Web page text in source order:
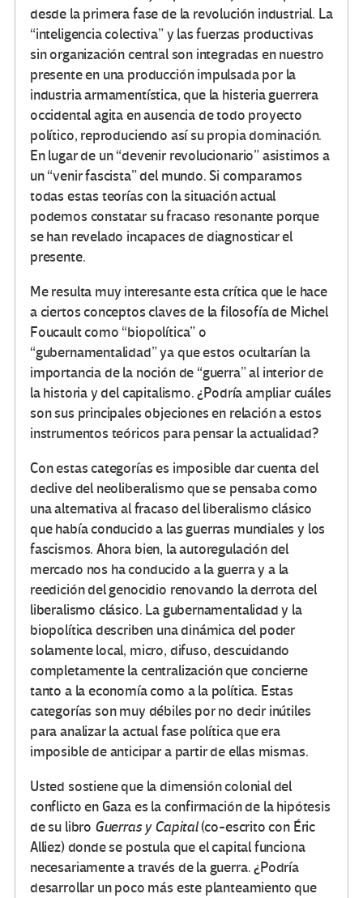
desde la primera fase de la revolución industrial. La
“inteligencia colectiva” y las fuerzas productivas
sin organización central son integradas en nuestro
presente en una producción impulsada por la
industria armamentística, que la histeria guerrera
occidental agita en ausencia de todo proyecto
político, reproduciendo así su propia dominación.
En lugar de un “devenir revolucionario” asistimos a
un “venir fascista” del mundo. Si comparamos
todas estas teorías con la situación actual
podemos constatar su fracaso resonante porque
se han revelado incapaces de diagnosticar el
presente.
Me resulta muy interesante esta crítica que le hace
a ciertos conceptos claves de la filosofía de Michel
Foucault como “biopolítica” o
“gubernamentalidad” ya que estos ocultarían la
importancia de la noción de “guerra” al interior de
la historia y del capitalismo. ¿Podría ampliar cuáles
son sus principales objeciones en relación a estos
instrumentos teóricos para pensar la actualidad?
Con estas categorías es imposible dar cuenta del
declive del neoliberalismo que se pensaba como
una alternativa al fracaso del liberalismo clásico
que había conducido a las guerras mundiales y los
fascismos. Ahora bien, la autoregulación del
mercado nos ha conducido a la guerra y a la
reedición del genocidio renovando la derrota del
liberalismo clásico. La gubernamentalidad y la
biopolítica describen una dinámica del poder
solamente local, micro, difuso, descuidando
completamente la centralización que concierne
tanto a la economía como a la política. Estas
categorías son muy débiles por no decir inútiles
para analizar la actual fase política que era
imposible de anticipar a partir de ellas mismas.
Usted sostiene que la dimensión colonial del
conflicto en Gaza es la confirmación de la hipótesis
de su libro Guerras y Capital(co-escrito con Éric
Alliez) donde se postula que el capital funciona
necesariamente a través de la guerra. ¿Podría
desarrollar un poco más este planteamiento que